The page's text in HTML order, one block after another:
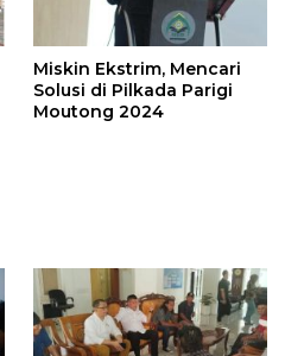
Miskin Ekstrim, Mencari
Solusi di Pilkada Parigi
Moutong 2024